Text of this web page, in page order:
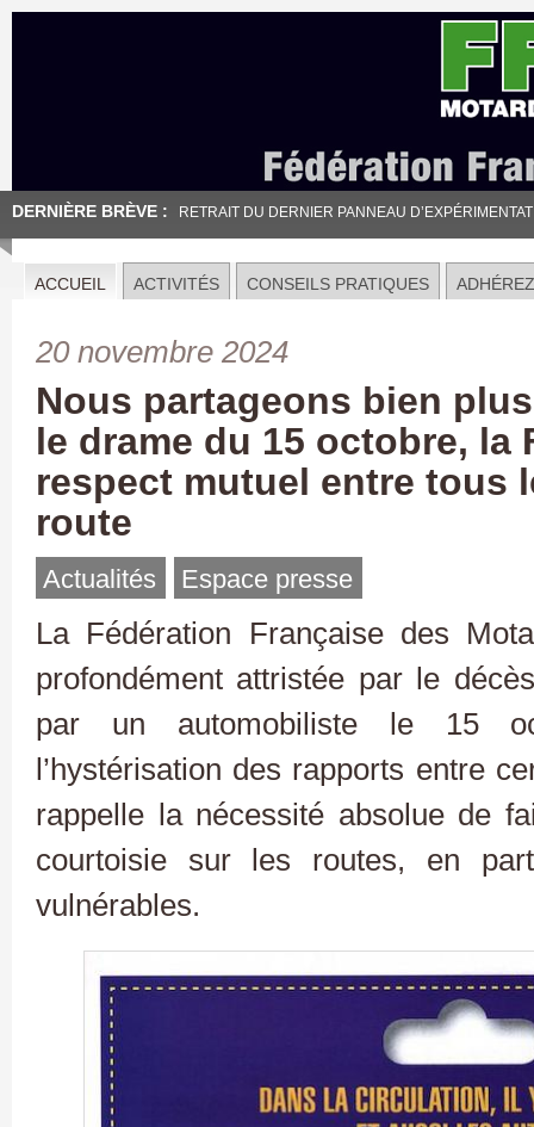
DERNIÈRE BRÈVE : RETRAIT DU DERNIER PANNEAU
ACCUEIL ACTIVITÉS CONSEILS PRATIQUES ADHÉREZ
20 novembre 2024
Nous partageons bien
le drame du 15 octobre, la
respect mutuel entre tous
route
Actualités Espace presse
La Fédération Française des
profondément attristée par le
par un automobiliste le 15
l’hystérisation des rapports entre
rappelle la nécessité absolue de
courtoisie sur les routes, en
vulnérables.